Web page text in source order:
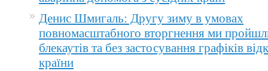
Денис Шмигаль: Другу зиму в умовах
повномасштабного вторгнення ми
блекаутів та без застосування графіків
країни